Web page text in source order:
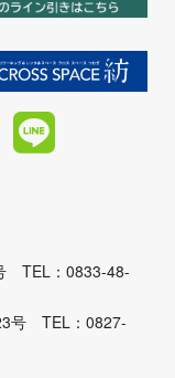
TEL：0833-48-
号 TEL：0827-